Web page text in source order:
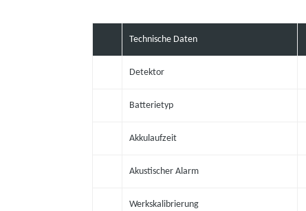
Technische Daten
Detektor
Batterietyp
Akkulaufzeit
Akustischer Alarm
Werkskalibrierung